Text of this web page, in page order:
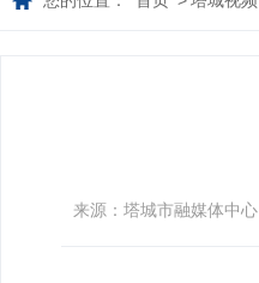
来源：塔城市融媒体中心